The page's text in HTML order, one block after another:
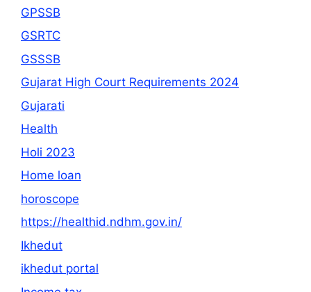
GPSSB
GSRTC
GSSSB
Gujarat High Court Requirements 2024
Gujarati
Health
Holi 2023
Home loan
horoscope
https://healthid.ndhm.gov.in/
Ikhedut
ikhedut portal